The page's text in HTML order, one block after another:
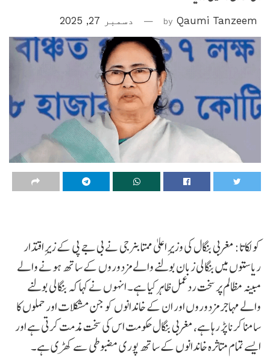
by Qaumi Tanzeem دسمبر 27, 2025
کولکاتا: مغربی بنگال کی وزیرِ اعلیٰ ممتا بنرجی نے بی جے پی کے زیرِ اقتدار
ریاستوں میں بنگالی زبان بولنے والے مزدوروں کے ساتھ ہونے والے
مبینہ مظالم پر سخت ردعمل ظاہر کیا ہے۔ انہوں نے کہا کہ بنگالی بولنے
والے مہاجر مزدوروں اور ان کے خاندانوں کو جن مشکلات اور حملوں کا
سامنا کرنا پڑ رہا ہے، مغربی بنگال حکومت اس کی سخت مذمت کرتی ہے اور
ایسے تمام متاثرہ خاندانوں کے ساتھ پوری مضبوطی سے کھڑی ہے۔